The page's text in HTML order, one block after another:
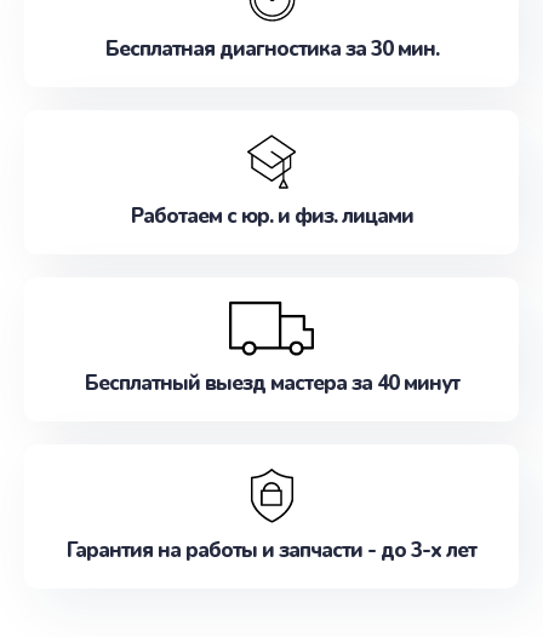
Бесплатная диагностика за 30 мин.
Работаем с юр. и физ. лицами
Бесплатный выезд мастера за 40 минут
Гарантия на работы и запчасти - до 3-х лет